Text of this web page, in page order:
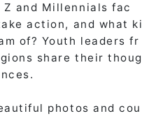
Z and Millennials fac
action, and what ki
of? Youth leaders fr
share their thoug
photos and cou